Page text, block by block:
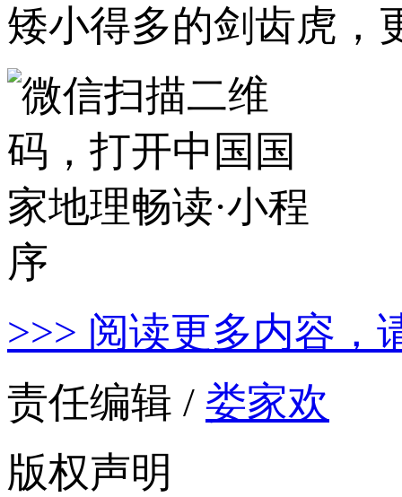
矮小得多的剑齿虎，
>>> 阅读更多内容，
责任编辑 / 娄家欢
版权声明